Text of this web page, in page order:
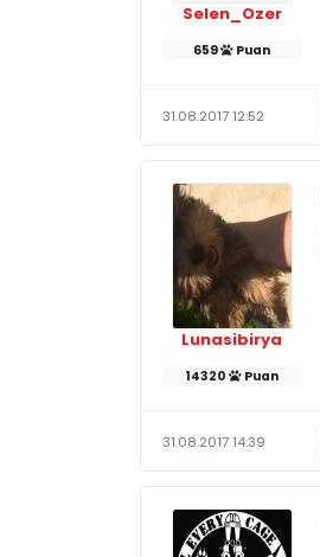
Selen_Ozer
659 Puan
31.08.2017 12:52
Lunasibirya
14320 Puan
31.08.2017 14:39